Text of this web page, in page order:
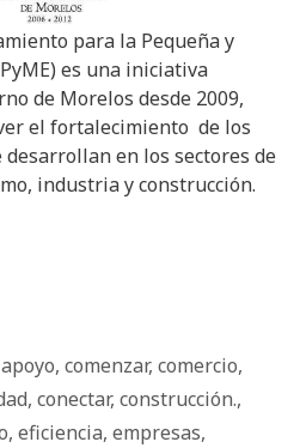
para la Pequeña y
es una iniciativa
de Morelos desde 2009,
el fortalecimiento de los
desarrollan en los sectores de
industria y construcción.
apoyo, comenzar, comercio,
, conectar, construcción.,
, eficiencia, empresas,